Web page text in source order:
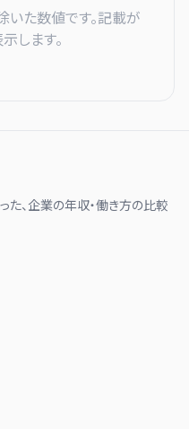
た数値です。記載が
します。
、企業の年収・働き方の比較